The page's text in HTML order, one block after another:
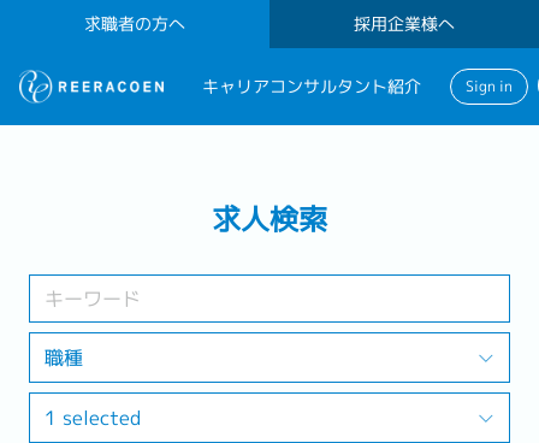
求職者の方へ 採用企業様へ
キャリアコンサルタント紹介 Sign in
1 selected
求人検索
職種
1 selected